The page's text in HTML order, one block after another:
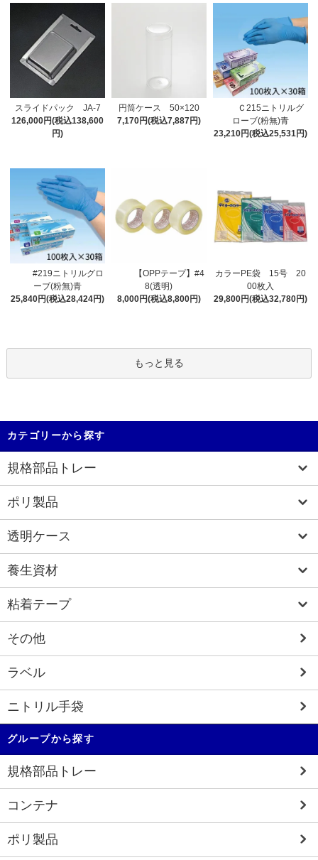
スライドパック JA-7
126,000円(税込138,600
円)
円筒ケース 50×120
7,170円(税込7,887円)
Ｃ215ニトリルグ
ローブ(粉無)青
23,210円(税込25,531円)
#219ニトリルグロ
ーブ(粉無)青
25,840円(税込28,424円)
【OPPテープ】#4
8(透明)
8,000円(税込8,800円)
カラーPE袋 15号 20
00枚入
29,800円(税込32,780円)
もっと見る
カテゴリーから探す
規格部品トレー
ポリ製品
透明ケース
養生資材
粘着テープ
その他
ラベル
ニトリル手袋
グループから探す
規格部品トレー
コンテナ
ポリ製品